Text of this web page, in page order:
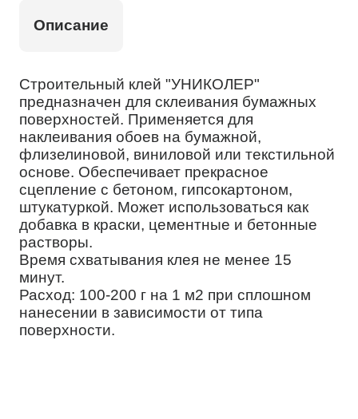
Описание
Строительный клей "УНИКОЛЕР"
предназначен для склеивания бумажных
поверхностей. Применяется для
наклеивания обоев на бумажной,
флизелиновой, виниловой или текстильной
основе. Обеспечивает прекрасное
сцепление с бетоном, гипсокартоном,
штукатуркой. Может использоваться как
добавка в краски, цементные и бетонные
растворы.
Время схватывания клея не менее 15
минут.
Расход: 100-200 г на 1 м2 при сплошном
нанесении в зависимости от типа
поверхности.